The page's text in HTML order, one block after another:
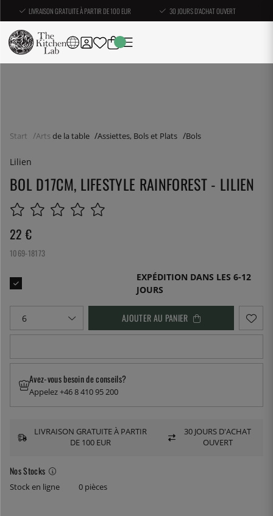
LIVRAISON GRATUITE À PARTIR DE 100 EUR 30 JOURS D'ACHAT OUVERT
Start Arts de la table Assiettes, Bols et Plats Bols
Lilien
BOL D17CM, LIFESTYLE RAINFOREST - LILIEN
22 €
1069-18173
EXPÉDITION DANS LES 6-12
JOURS
AJOUTER AU PANIER
Nos Stocks
Stock en ligne 0 pièces
Avez-vous besoin de conseils?
Appelez +46 8 410 95 200
LIVRAISON GRATUITE À PARTIR
DE 100 EUR
30 JOURS D'ACHAT
OUVERT